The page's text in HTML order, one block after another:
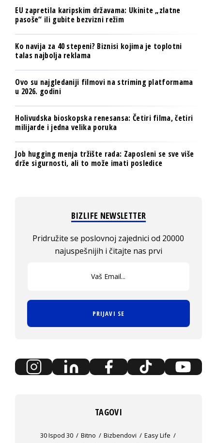
EU zapretila karipskim državama: Ukinite „zlatne
pasoše“ ili gubite bezvizni režim
Ko navija za 40 stepeni? Biznisi kojima je toplotni
talas najbolja reklama
Ovo su najgledaniji filmovi na striming platformama
u 2026. godini
Holivudska bioskopska renesansa: Četiri filma, četiri
milijarde i jedna velika poruka
Job hugging menja tržište rada: Zaposleni se sve više
drže sigurnosti, ali to može imati posledice
BIZLIFE NEWSLETTER
Pridružite se poslovnoj zajednici od 20000
najuspešnijih i čitajte nas prvi
PRIJAVI SE
TAGOVI
30 Ispod 30 Bitno Bizbendovi
Easy Life